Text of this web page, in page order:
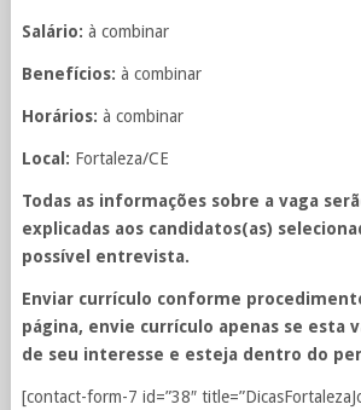
Salário: à combinar
Benefícios: à combinar
Horários: à combinar
Local: Fortaleza/CE
Todas as informações sobre a vaga
explicadas aos candidatos(as)
possível entrevista.
Enviar currículo conforme
página, envie currículo apenas se esta
de seu interesse e esteja dentro do
[contact-form-7 id=”38″